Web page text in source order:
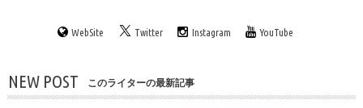
WebSite Twitter Instagram YouTube
NEW POST このライターの最新記事